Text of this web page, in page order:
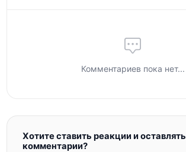
Комментариев пока нет...
Хотите ставить реакции и оставлять
комментарии?